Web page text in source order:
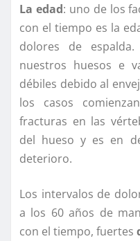
La edad: uno de los
con el tiempo es la
dolores de
nuestros huesos e
débiles debido al
los casos
fracturas en las
del hueso y es en
deterioro.
Los intervalos de
a los 60 años de
con el tiempo, fuertes